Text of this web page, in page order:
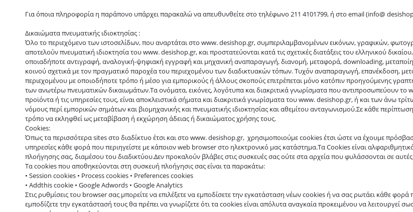
Για όποια πληροφορία η παράπονο υπάρχει παρακαλώ να απευθυνθείτε στο τηλέφωνο 211 4101799, ή στο email (info@
Δικαιώματα πνευματικής ιδιοκτησίας :
Όλο το περιεχόμενο των ιστοσελίδων, που αναρτάται στο www. desishop.gr, συμπεριλαμβανομένων εικόνων, γραφικών,
αποτελούν πνευματική ιδιοκτησία του www. desishop.gr, και προστατεύονται κατά τις σχετικές διατάξεις του ελληνικού
οποιαδήποτε αντιγραφή, αναλογική-ψηφιακή εγγραφή και μηχανική αναπαραγωγή, διανομή, μεταφορά, downloading,
κοινού σχετικά με τον πραγματικό παροχέα του περιεχομένου των διαδικτυακών τόπων. Τυχόν αναπαραγωγή, επανέκδοση,
περιεχομένου με οποιοδήποτε τρόπο ή μέσο για εμπορικούς ή άλλους σκοπούς επιτρέπεται μόνο κατόπιν προηγούμενης
των ανωτέρω πνευματικών δικαιωμάτων.Τα ονόματα, εικόνες, λογότυπα και διακριτικά γνωρίσματα που αντιπροσωπεύουν
προϊόντα ή τις υπηρεσίες τους, είναι αποκλειστικά σήματα και διακριτικά γνωρίσματα του www. desishop.gr, ή και των άνω
νόμους περί εμπορικών σημάτων και βιομηχανικής και πνευματικής ιδιοκτησίας και αθεμίτου ανταγωνισμού.Σε κάθε
τρόπο να εκληφθεί ως μεταβίβαση ή εκχώρηση άδειας ή δικαιώματος χρήσης τους.
Cookies:
Όπως τα περισσότερα sites στο διαδίκτυο έτσι και στο www. desishop.gr, χρησιμοποιούμε cookies έτσι ώστε να έχουμε
υπηρεσίες κάθε φορά που περιηγείστε με κάποιον web browser στο ηλεκτρονικό μας κατάστημα.Τα Cookies είναι
πλοήγησης σας, διαμέσου του διαδικτύου.Δεν προκαλούν βλάβες στις συσκευές σας ούτε στα αρχεία που φυλάσσονται σε
Τα cookies που αποθηκεύονται στη συσκευή πλοήγησις σας είναι τα παρακάτω:
• Session cookies • Process cookies • Preferences cookies
• Addthis cookie • Google Adwords • Google Analytics
Στις ρυθμίσεις του browser σας μπορείτε να επιλέξετε να εμποδίσετε την εγκατάσταση νέων cookies ή να σας ρωτάει κάθε
εμποδίζετε την εγκατάστασή τους θα πρέπει να γνωρίζετε ότι τα cookies είναι απόλυτα αναγκαία προκειμένου να λειτουργεί